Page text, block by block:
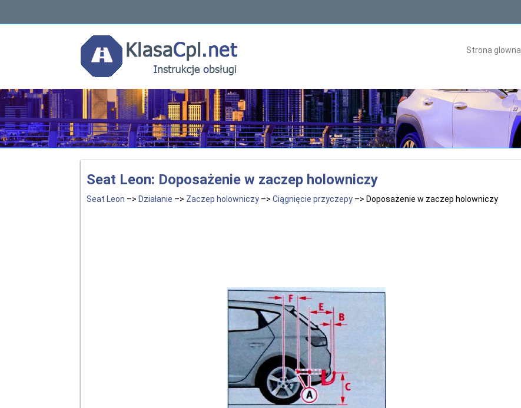
Strona glowna
Seat Leon: Doposażenie w zaczep holowniczy
Seat Leon –> Działanie –> Zaczep holowniczy –> Ciągnięcie przyczepy –> Doposażenie w zaczep holowniczy